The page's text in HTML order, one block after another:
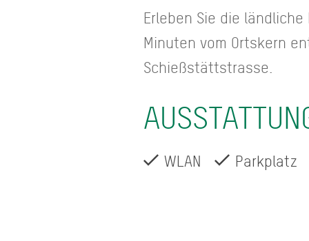
Erleben Sie die
Minuten vom Ortskern
Schießstättstrasse.
WLAN Parkplatz